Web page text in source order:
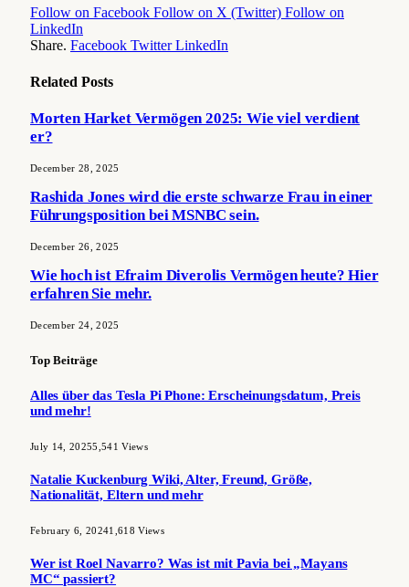
Follow on Facebook Follow on X (Twitter) Follow on
LinkedIn
Share. Facebook Twitter LinkedIn
Related Posts
Morten Harket Vermögen 2025: Wie viel verdient
er?
December 28, 2025
Rashida Jones wird die erste schwarze Frau in einer
Führungsposition bei MSNBC sein.
December 26, 2025
Wie hoch ist Efraim Diverolis Vermögen heute? Hier
erfahren Sie mehr.
December 24, 2025
Top Beiträge
Alles über das Tesla Pi Phone: Erscheinungsdatum, Preis
und mehr!
July 14, 20255,541Views
Natalie Kuckenburg Wiki, Alter, Freund, Größe,
Nationalität, Eltern und mehr
February 6, 20241,618Views
Wer ist Roel Navarro? Was ist mit Pavia bei „Mayans
MC“ passiert?